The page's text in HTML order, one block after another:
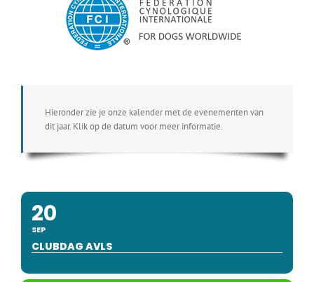
Hieronder zie je onze kalender met de evenementen van
dit jaar. Klik op de datum voor meer informatie.
20
SEP
CLUBDAG AVLS